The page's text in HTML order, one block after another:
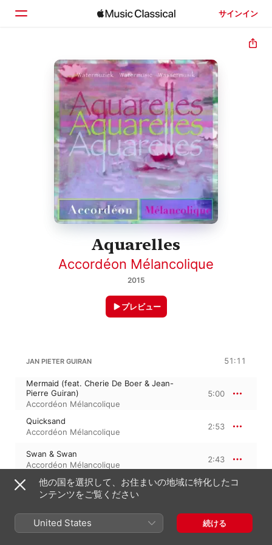
サインイン
ホーム
見つける
検索
Aquarelles
Accordéon Mélancolique
2015
プレビュー
JAN PIETER GUIRAN 51:11
Mermaid (feat. Cherie De Boer & Jean-
Pierre Guiran)
Accordéon Mélancolique
5:00
Quicksand
Accordéon Mélancolique
2:53
Swan & Swan
Accordéon Mélancolique
2:43
Aquarelle D’amour
Accordéon Mélancolique
Warm Bath
Accordéon Mélancolique
1:57
他の国を選択して、お住まいの地域に特化したコ
ンテンツをご覧ください
United States 続ける